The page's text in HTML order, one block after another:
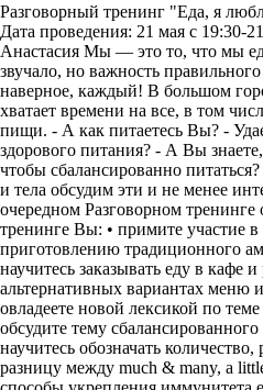
Разговорный тренинг "Еда, я
Дата проведения: 21 мая с 19:30-
Анастасия Мы — это то, что мы
звучало, но важность
наверное, каждый! В большом
хватает времени на все, в том
пищи. - А как питаетесь Вы? -
здорового питания? - А Вы
чтобы сбалансированно
и тела обсудим эти и не менее
очередном Разговорном
тренинге Вы: • примите участие в
приготовлению традиционного
научитесь заказывать еду в кафе
альтернативных вариантах меню
овладеете новой лексикой по
обсудите тему
научитесь обозначать
разницу между much & many, a